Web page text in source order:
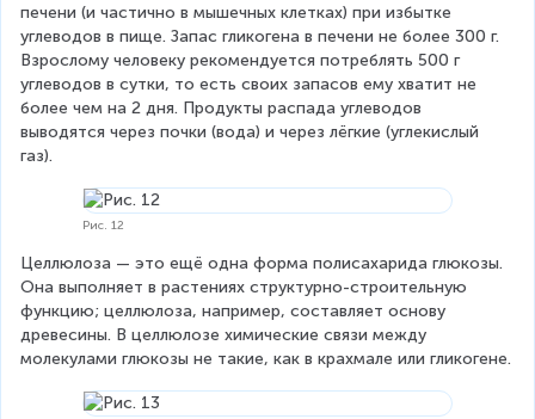
печени (и частично в мышечных клетках) при избытке
углеводов в пище. Запас гликогена в печени не более 300 г.
Взрослому человеку рекомендуется потреблять 500 г
углеводов в сутки, то есть своих запасов ему хватит не
более чем на 2 дня. Продукты распада углеводов
выводятся через почки (вода) и через лёгкие (углекислый
газ).
Рис. 12
Целлюлоза — это ещё одна форма полисахарида глюкозы.
Она выполняет в растениях структурно-строительную
функцию; целлюлоза, например, составляет основу
древесины. В целлюлозе химические связи между
молекулами глюкозы не такие, как в крахмале или гликогене.